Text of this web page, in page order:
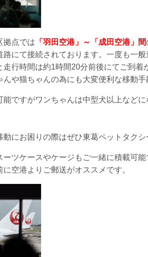
拠点では 「羽田空港」～「成田空港」間
路にて接続されております。一度も一
行時間は約1時間20分前後にてご到着
や猫ちゃんの為にも大変便利な移動手
ですがワンちゃんは中型犬以上など
動にお困りの際はぜひ東葛ペットタク
ツケースやケージもご一緒に積載可能
空港よりご郵送がオススメです。